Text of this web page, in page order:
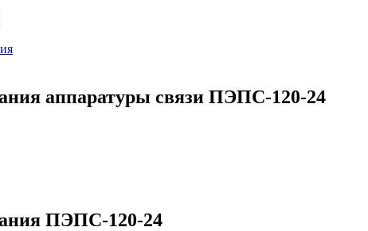
аппаратуры связи ПЭПС‑120‑24
ПЭПС‑120‑24